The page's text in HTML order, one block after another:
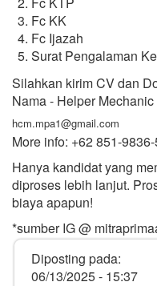
Fc KK
Fc Ijazah
Surat Pengalaman
Silahkan kirim CV dan
Nama - Helper
hcm.mpa1@gmail.com
More info: +62 851-
Hanya kandidat yang
diproses lebih lanjut.
biaya apapun!
*sumber IG @
Diposting pada:
06/13/2025 - 15:37